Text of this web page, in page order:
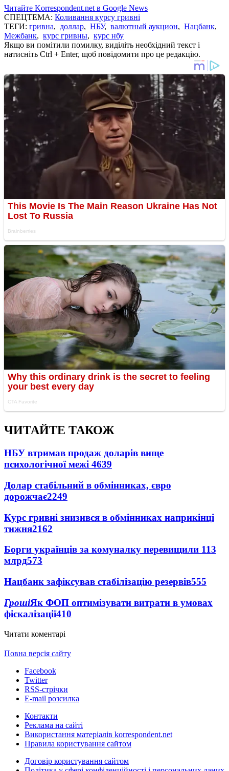
Читайте Korrespondent.net в Google News
СПЕЦТЕМА: Коливання курсу гривні
ТЕГИ: гривна, доллар, НБУ, валютный аукцион, Нацбанк,
Межбанк, курс гривны, курс нбу
Якщо ви помітили помилку, виділіть необхідний текст і
натисніть Ctrl + Enter, щоб повідомити про це редакцію.
ЧИТАЙТЕ ТАКОЖ
НБУ втримав продаж доларів вище
психологічної межі 4639
Долар стабільний в обмінниках, євро
дорожчає2249
Курс гривні знизився в обмінниках наприкінці
тижня2162
Борги українців за комуналку перевищили 113
млрд573
Нацбанк зафіксував стабілізацію резервів555
ГрошіЯк ФОП оптимізувати витрати в умовах
фіскалізації410
Читати коментарі
Повна версія сайту
Facebook
Twitter
RSS-стрічки
E-mail розсилка
Контакти
Реклама на сайті
Використання матеріалів korrespondent.net
Правила користування сайтом
Договір користування сайтом